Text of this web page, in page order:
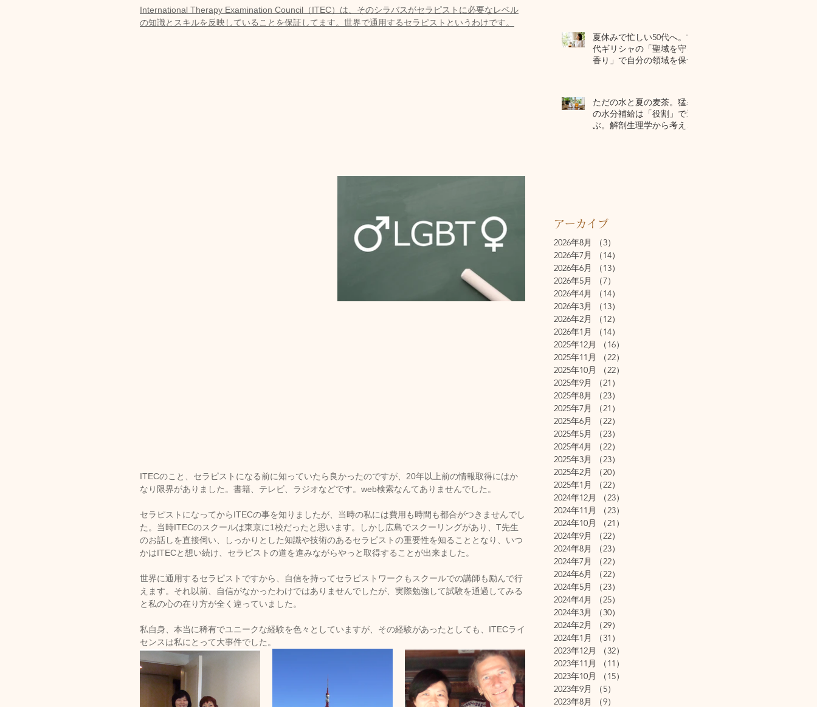
International Therapy Examination Council（ITEC）は、そのシラバスがセラピストに必要なレベル
の知識とスキルを反映していることを保証してます。世界で通用するセラピストというわけです。
ITECのこと、セラピストになる前に知っていたら良かったのですが、20年以上前の情報取得にはか
なり限界がありました。書籍、テレビ、ラジオなどです。web検索なんてありませんでした。
セラピストになってからITECの事を知りましたが、当時の私には費用も時間も都合がつきませんでし
た。当時ITECのスクールは東京に1校だったと思います。しかし広島でスクーリングがあり、T先生
のお話しを直接伺い、しっかりとした知識や技術のあるセラピストの重要性を知ることとなり、いつ
かはITECと想い続け、セラピストの道を進みながらやっと取得することが出来ました。
世界に通用するセラピストですから、自信を持ってセラピストワークもスクールでの講師も励んで行
えます。それ以前、自信がなかったわけではありませんでしたが、実際勉強して試験を通過してみる
と私の心の在り方が全く違っていました。
私自身、本当に稀有でユニークな経験を色々としていますが、その経験があったとしても、ITECライ
センスは私にとって大事件でした。
夏休みで忙しい50代へ。古
代ギリシャの「聖域を守る
香り」で自分の領域を保つ
ただの水と夏の麦茶。猛暑
の水分補給は「役割」で選
ぶ。解剖生理学から考える
アーカイブ
2026年8月
（3）
2026年7月
（14）
2026年6月
（13）
2026年5月
（7）
2026年4月
（14）
2026年3月
（13）
2026年2月
（12）
2026年1月
（14）
2025年12月
（16）
2025年11月
（22）
2025年10月
（22）
2025年9月
（21）
2025年8月
（23）
2025年7月
（21）
2025年6月
（22）
2025年5月
（23）
2025年4月
（22）
2025年3月
（23）
2025年2月
（20）
2025年1月
（22）
2024年12月
（23）
2024年11月
（23）
2024年10月
（21）
2024年9月
（22）
2024年8月
（23）
2024年7月
（22）
2024年6月
（22）
2024年5月
（23）
2024年4月
（25）
2024年3月
（30）
2024年2月
（29）
2024年1月
（31）
2023年12月
（32）
2023年11月
（11）
2023年10月
（15）
2023年9月
（5）
2023年8月
（9）